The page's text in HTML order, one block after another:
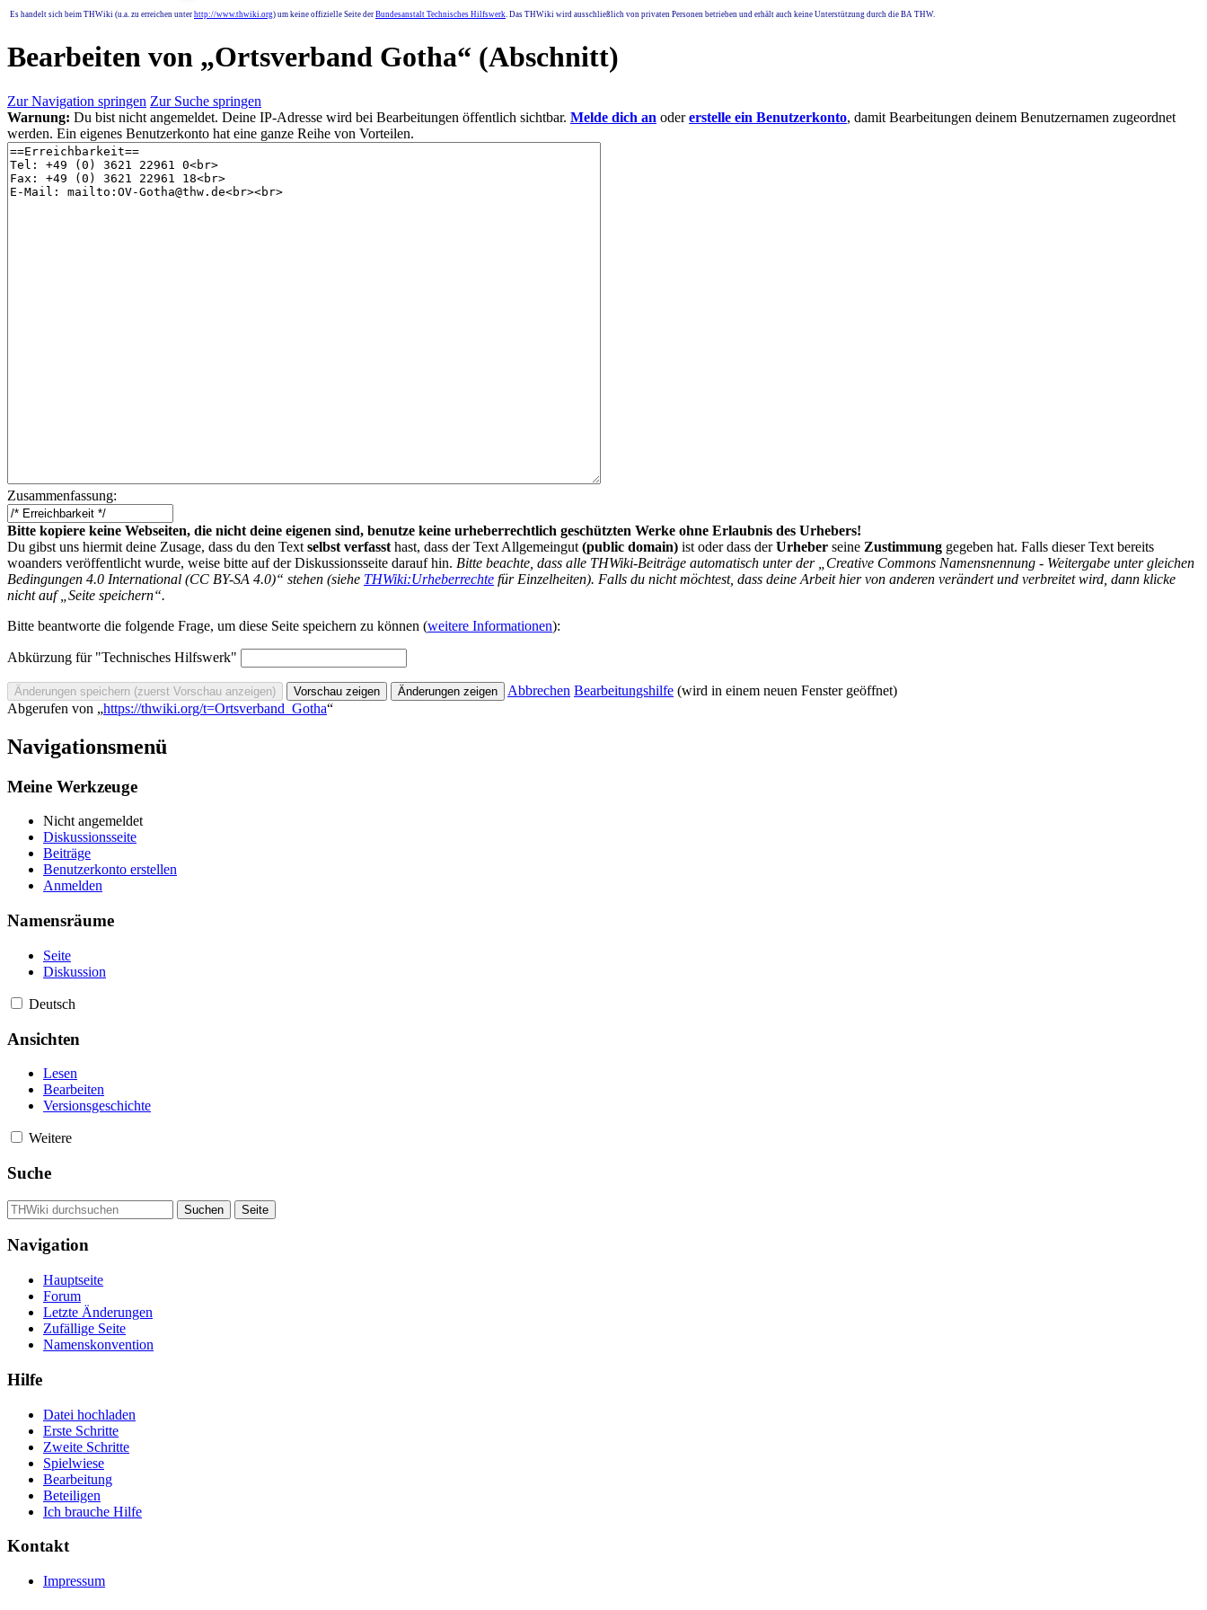
Es handelt sich beim THWiki (u.a. zu erreichen unter http://www.thwiki.org) um keine offizielle Seite der Bundesanstalt Technisches Hilfswerk. Das THWiki wird ausschließlich von privaten Personen betrieben und erhält auch keine Unterstützung durch die BA THW.
Bearbeiten von „Ortsverband Gotha“ (Abschnitt)
Zur Navigation springen Zur Suche springen
Warnung: Du bist nicht angemeldet. Deine IP-Adresse wird bei Bearbeitungen öffentlich sichtbar. Melde dich an odererstelle ein Benutzerkonto, damit Bearbeitungen deinem Benutzernamen zugeordnet
werden. Ein eigenes Benutzerkonto hat eine ganze Reihe von Vorteilen.
Zusammenfassung:
Bitte kopiere keine Webseiten, die nicht deine eigenen sind, benutze keine urheberrechtlich geschützten Werke ohne Erlaubnis des Urhebers!
Du gibst uns hiermit deine Zusage, dass du den Text selbst verfasst hast, dass der Text Allgemeingut (public domain) ist oder dass derUrheber seine Zustimmung gegeben hat. Falls dieser Text bereits
woanders veröffentlicht wurde, weise bitte auf der Diskussionsseite darauf hin. Bitte beachte, dass alle THWiki-Beiträge automatisch unter der „Creative Commons Namensnennung - Weitergabe unter gleichen
Bedingungen 4.0 International (CC BY-SA 4.0)“ stehen (siehe THWiki:Urheberrechte für Einzelheiten). Falls du nicht möchtest, dass deine Arbeit hier von anderen verändert und verbreitet wird, dann klicke
nicht auf „Seite speichern“.
Bitte beantworte die folgende Frage, um diese Seite speichern zu können (weitere Informationen):
Abkürzung für "Technisches Hilfswerk"
Abbrechen Bearbeitungshilfe (wird in einem neuen Fenster geöffnet)
Abgerufen von „https://thwiki.org/t=Ortsverband_Gotha“
Navigationsmenü
Meine Werkzeuge
Nicht angemeldet
Diskussionsseite
Beiträge
Benutzerkonto erstellen
Anmelden
Namensräume
Seite
Diskussion
Deutsch
Ansichten
Lesen
Bearbeiten
Versionsgeschichte
Weitere
Suche
Navigation
Hauptseite
Forum
Letzte Änderungen
Zufällige Seite
Namenskonvention
Hilfe
Datei hochladen
Erste Schritte
Zweite Schritte
Spielwiese
Bearbeitung
Beteiligen
Ich brauche Hilfe
Kontakt
Impressum